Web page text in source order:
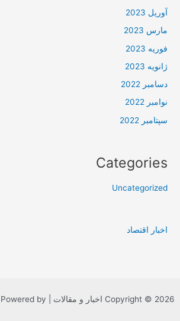
آوریل 2023
مارس 2023
فوریه 2023
ژانویه 2023
دسامبر 2022
نوامبر 2022
سپتامبر 2022
Categories
Uncategorized
اخبار اقتصاد
Copyright © 2026 اخبار و مقالات | Powered by